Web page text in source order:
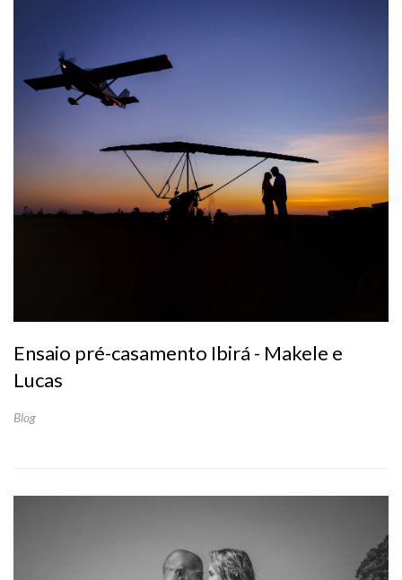
Ensaio pré-casamento Ibirá - Makele e
Lucas
Blog